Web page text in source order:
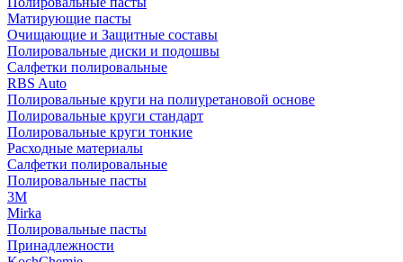
Матирующие пасты
Очищающие и Защитные составы
Полировальные диски и подошвы
Салфетки полировальные
RBS Auto
Полировальные круги на полиуретановой основе
Полировальные круги стандарт
Полировальные круги тонкие
Расходные материалы
Салфетки полировальные
Полировальные пасты
3М
Mirka
Полировальные пасты
Принадлежности